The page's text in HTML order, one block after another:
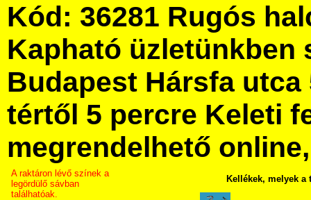
Kód: 36281 Rugós
Kapható üzletünkben
Budapest Hársfa utca
tértől 5 percre Keleti
megrendelhető
A raktáron lévő színek a
legördülő sávban
találhatóak.
Kellékek, melyek